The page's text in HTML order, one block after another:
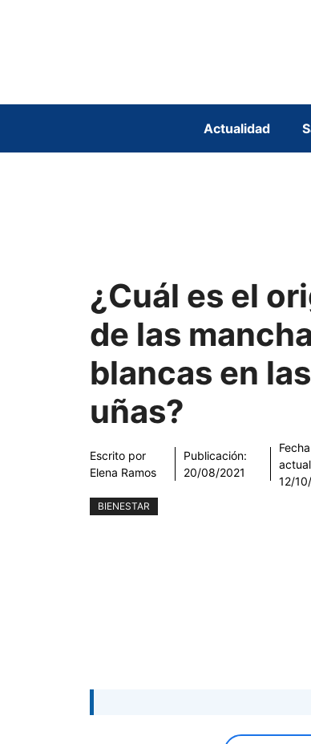
Actualidad
¿Cuál es el
de las
blancas en las
uñas?
Escrito por
Elena Ramos
Publicación:
20/08/2021
12/
BIENESTAR